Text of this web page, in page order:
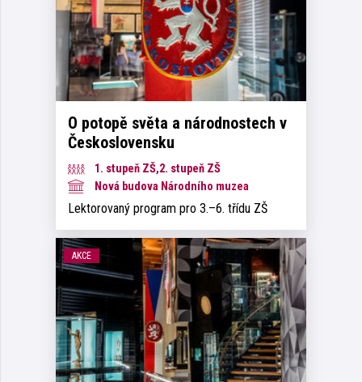
O potopě světa a národnostech v
Československu
1. stupeň ZŠ,2. stupeň ZŠ
Nová budova Národního muzea
Lektorovaný program pro 3.–6. třídu ZŠ
AKCE